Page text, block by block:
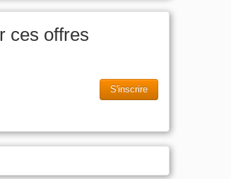
ces offres
S'inscrire